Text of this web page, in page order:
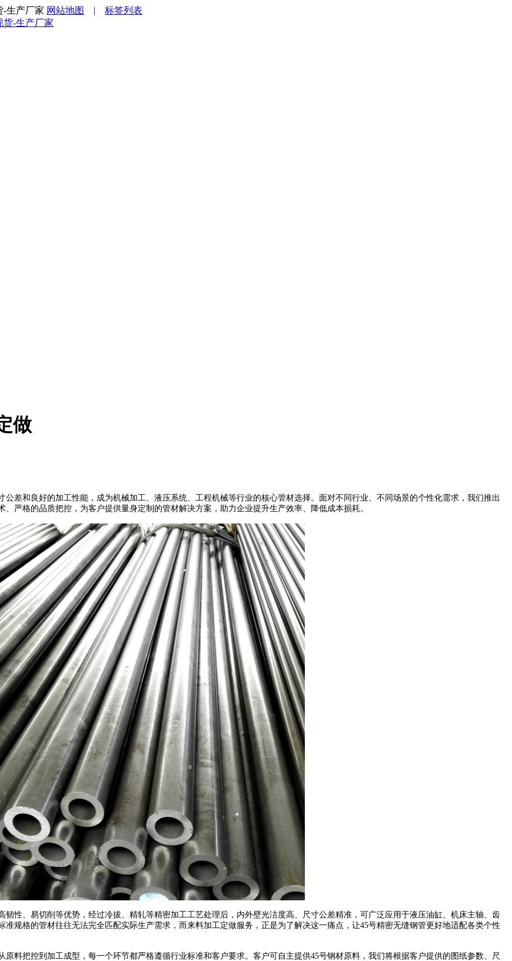
-生产厂家 网站地图 | 标签列表
做
公差和良好的加工性能，成为机械加工、液压系统、工程机械等行业的核心管材选择。面对不同行业、不同场景的个性化需求，我们推出
严格的品质把控，为客户提供量身定制的管材解决方案，助力企业提升生产效率、降低成本损耗。
、易切削等优势，经过冷拔、精轧等精密加工工艺处理后，内外壁光洁度高、尺寸公差精准，可广泛应用于液压油缸、机床主轴、齿
规格的管材往往无法完全匹配实际生产需求，而来料加工定做服务，正是为了解决这一痛点，让45号精密无缝钢管更好地适配各类个性
把控到加工成型，每一个环节都严格遵循行业标准和客户要求。客户可自主提供45号钢材原料，我们将根据客户提供的图纸参数、尺